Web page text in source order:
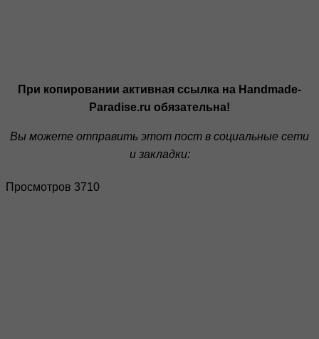
При копировании активная ссылка на Handmade-
Paradise.ru обязательна!
Вы можете отправить этот пост в социальные сети
и закладки:
Просмотров 3710